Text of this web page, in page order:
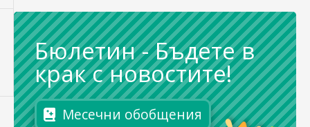
Бюлетин -Бъдете в
крак с новостите!
Месечни обобщения